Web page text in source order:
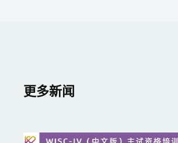
更多新闻